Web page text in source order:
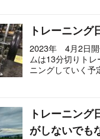
トレーニン
2023年 4月2日
ムは13分切りト
ニングしていく
トレーニン
がしないでも